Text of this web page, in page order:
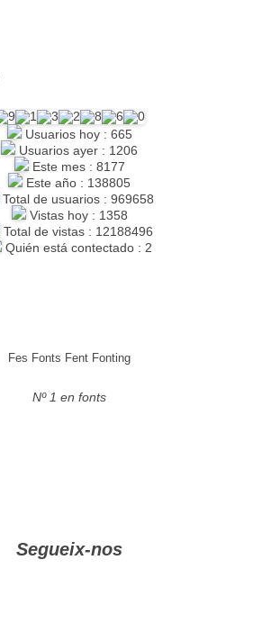
Usuarios hoy : 665
Usuarios ayer : 1206
Este mes : 8177
Este año : 138805
Total de usuarios : 969658
Vistas hoy : 1358
Total de vistas : 12188496
Quién está contectado : 2
Fes Fonts Fent Fonting
Nº 1 en fonts
Segueix-nos